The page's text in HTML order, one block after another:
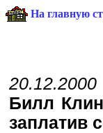
На главную
20.12.2000
Билл
заплатив